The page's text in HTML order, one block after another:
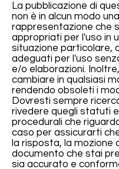
La pubblicazione di
non è in alcun modo una
rappresentazione che
appropriati per l'uso in
situazione particolare,
adeguati per l'uso
e/o elaborazioni.
cambiare in qualsiasi
rendendo obsoleti i
Dovresti sempre
rivedere quegli statuti
procedurali che
caso per assicurarti
la risposta, la mozione
documento che stai
sia accurato e